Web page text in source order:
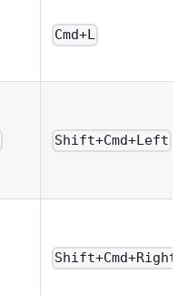
Cmd+L
Shift+Cmd+Left
Shift+Cmd+Right